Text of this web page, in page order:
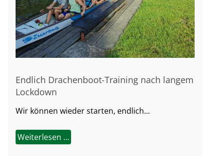
Endlich Drachenboot-Training nach langem
Lockdown
Wir können wieder starten, endlich...
Weiterlesen …